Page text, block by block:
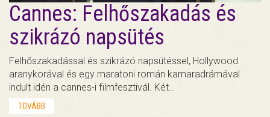
Cannes: Felhőszakadás és
szikrázó napsütés
Felhőszakadással és szikrázó napsütéssel, Hollywood
aranykorával és egy maratoni román kamaradrámával
indult idén a cannes-i filmfesztivál. Két…
TOVÁBB